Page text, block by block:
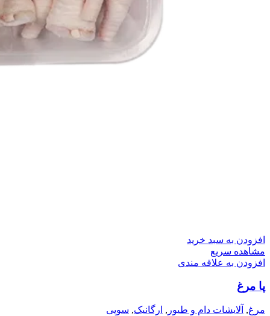
افزودن به سبد خرید
مشاهده سریع
افزودن به علاقه مندی
پا مرغ
مرغ, آلایشات دام و طیور , ارگانیک, سوپی